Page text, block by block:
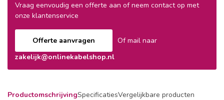
Vraag eenvoudig een offerte aan of neem contact op met
onze klantenservice
Offerte aanvragen
Of mail naar
zakelijk@onlinekabelshop.nl
ProductomschrijvingSpecificatiesVergelijkbare producten